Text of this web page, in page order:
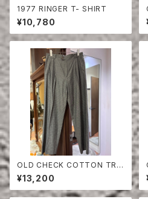
1977 RINGER T- SHIRT
¥10,780
OLD CHECK COTTON TRO
USERS
¥13,200